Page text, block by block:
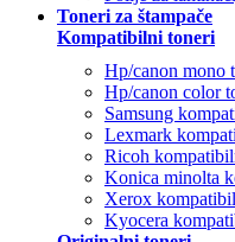
Toneri za štampače
Kompatibilni toneri
Hp/canon mono
Hp/canon color
Samsung
Lexmark
Ricoh
Konica minolta
Xerox
Kyocera